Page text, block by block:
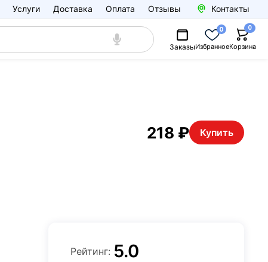
Услуги Доставка Оплата Отзывы Контакты
ЗаказыИзбранное
0
Корзина
0
218 ₽ Купить
Рейтинг: 5.0